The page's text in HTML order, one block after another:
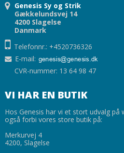
Genesis Sy og Strik
Gækkelundsvej 14
4200 Slagelse
Danmark
Telefonnr.: +4520736326
E-mail:
CVR-nummer: 13 64 98 47
VI HAR EN BUTIK
Hos Genesis har vi et stort udvalg på
også forbi vores store butik på:
Merkurvej 4
4200, Slagelse